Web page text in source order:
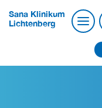
Sana Klinikum
Lichtenberg